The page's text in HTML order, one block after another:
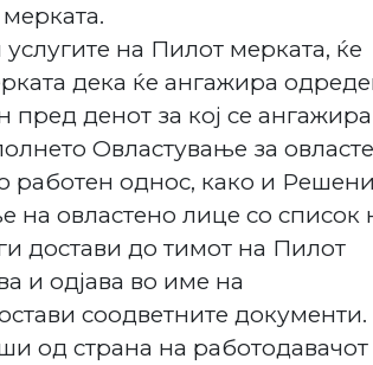
на Пилот мерката, ќе
дека ќе ангажира
пред денот за кој се ангажира
Овластување за
работен однос, како и
на овластено лице со список
достави до тимот на Пилот
и одјава во име на
соодветните документи.
од страна на работодавачот